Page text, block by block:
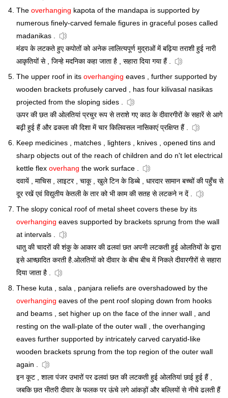
The overhanging kapota of the mandapa is supported by
numerous finely-carved female figures in graceful poses called
madanikas .
मंडप के लटकते हुए कपोतों को अनेक लालित्यपूर्ण मुद्राओं में बढ़िया तराशी हुई नारी
आकृतियों से , जिन्हे मदनिका कहा जाता है , सहारा दिया गया हैं .
The upper roof in its overhanging eaves , further supported by
wooden brackets profusely carved , has four kilivasal nasikas
projected from the sloping sides .
ऊपर की छत की ओलतियां प्रचुर रूप से तराशे गए काठ के दीवारगीरों के सहारें से आगे
बढ़ी हुई हैं और ढकला की दिशा में चार किलिवसल नासिकाएं प्रक्षिप्त हैं .
Keep medicines , matches , lighters , knives , opened tins and
sharp objects out of the reach of children and do n't let electrical
kettle flex overhang the work surface .
दवायें , माचिस , लाइटर , चाकू , खुले टिन के डिब्बे , धारदार सामान बच्चों की पहुँच से
दूर रखें एवं विद्युतीय केतली के तार को भी काम की सतह से लटकने न दें .
The slopy conical roof of metal sheet covers these by its
overhanging eaves supported by brackets sprung from the wall
at intervals .
धातु की चादरों की शंकु के आकार की ढलवां छत अपनी लटकती हुई ओलतियों के द्वारा
इसे आच्छादित करती है.ओलतियों को दीवार के बीच बीच में निकले दीवारगीरों से सहारा
दिया जाता है .
These kuta , sala , panjara reliefs are overshadowed by the
overhanging eaves of the pent roof sloping down from hooks
and beams , set higher up on the face of the inner wall , and
resting on the wall-plate of the outer wall , the overhanging
eaves further supported by intricately carved caryatid-like
wooden brackets sprung from the top region of the outer wall
again .
इन कूट , शाला पंजर उभारों पर ढलवां छत की लटकती हुई ओलतियां छाई हुई हैं ,
जबकि छत भीतरी दीवार के फलक पर ऊंचे लगे आंकड़ों और बल्लियों से नीचे ढलती हैं